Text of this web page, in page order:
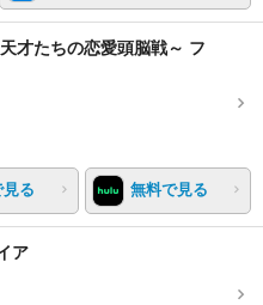
才たちの恋愛頭脳戦～ フ
る 無料で見る
ア